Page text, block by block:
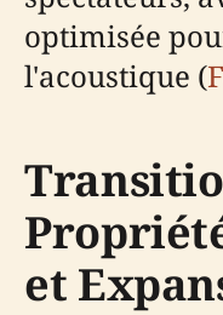
optimisée
l'acoustique (
et